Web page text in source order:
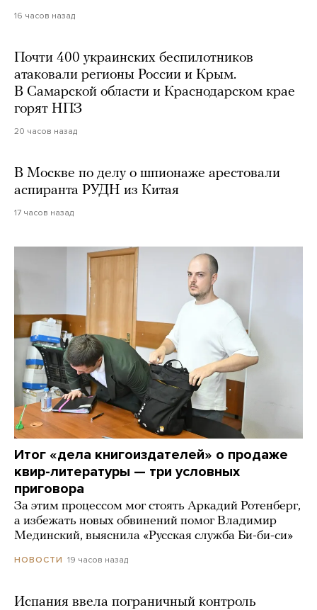
16 часов назад
Почти 400 украинских беспилотников
атаковали регионы России и Крым.
В Самарской области и Краснодарском крае
горят НПЗ
20 часов назад
В Москве по делу о шпионаже арестовали
аспиранта РУДН из Китая
17 часов назад
Итог «дела книгоиздателей» о продаже
квир-литературы — три условных
приговора
За этим процессом мог стоять Аркадий Ротенберг,
а избежать новых обвинений помог Владимир
Мединский, выяснила «Русская служба Би-би-си»
НОВОСТИ 19 часов назад
Испания ввела пограничный контроль